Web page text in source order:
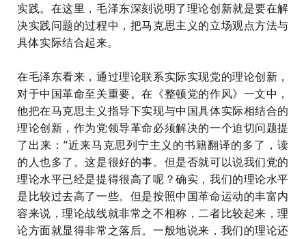
实践。在这里，毛泽东深刻说明了理论创新就是要在解
决实践问题的过程中，把马克思主义的立场观点方法与
具体实际结合起来。
在毛泽东看来，通过理论联系实际实现党的理论创新，
对于中国革命至关重要。在《整顿党的作风》一文中，
他把在马克思主义指导下实现与中国具体实际相结合的
理论创新，作为党领导革命必须解决的一个迫切问题提
了出来：“近来马克思列宁主义的书籍翻译的多了，读
的人也多了。这是很好的事。但是否就可以说我们党的
理论水平已经是提得很高了呢？确实，我们的理论水平
是比较过去高了一些。但是按照中国革命运动的丰富内
容来说，理论战线就非常之不相称，二者比较起来，理
论方面就显得非常之落后。一般地说来，我们的理论还